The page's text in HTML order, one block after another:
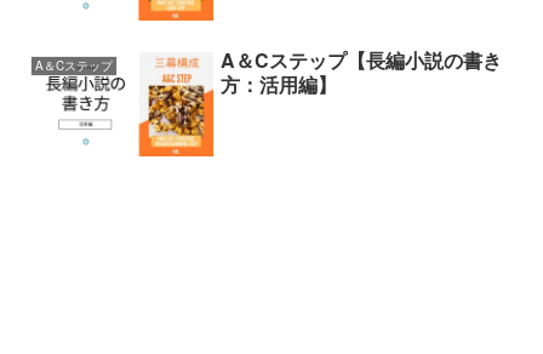
A＆Cステップ
A＆Cステップ【長編小説の書き
方：活用編】